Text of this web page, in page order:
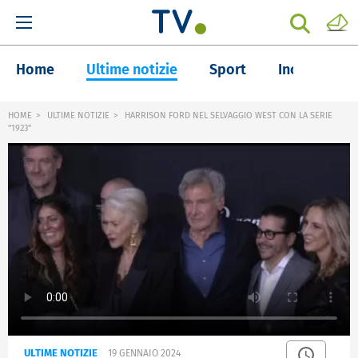
Home Ultime notizie Sport Inchieste
HOME ULTIME NOTIZIE
HARRISON FORD NEL SELVAGGIO WEST CON LA SERIE
"1923"
ULTIME NOTIZIE 19 GENNAIO 2024